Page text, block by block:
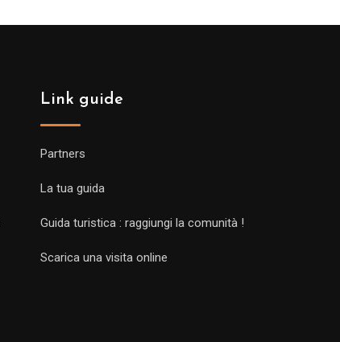
Link guide
Partners
La tua guida
Guida turistica : raggiungi la comunità !
Scarica una visita online